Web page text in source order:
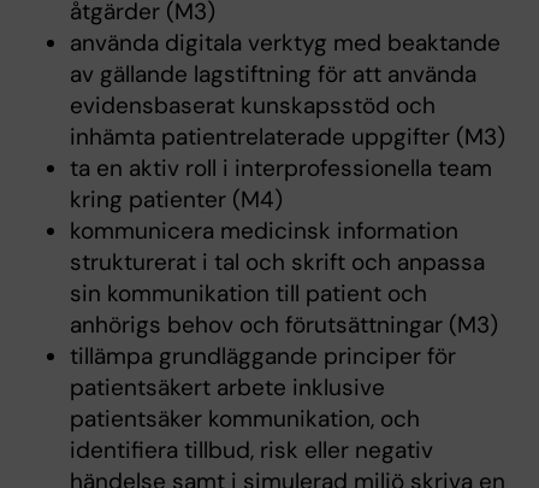
åtgärder (M3)
använda digitala verktyg med beaktande
av gällande lagstiftning för att använda
evidensbaserat kunskapsstöd och
inhämta patientrelaterade uppgifter (M3)
ta en aktiv roll i interprofessionella team
kring patienter (M4)
kommunicera medicinsk information
strukturerat i tal och skrift och anpassa
sin kommunikation till patient och
anhörigs behov och förutsättningar (M3)
tillämpa grundläggande principer för
patientsäkert arbete inklusive
patientsäker kommunikation, och
identifiera tillbud, risk eller negativ
händelse samt i simulerad miljö skriva en